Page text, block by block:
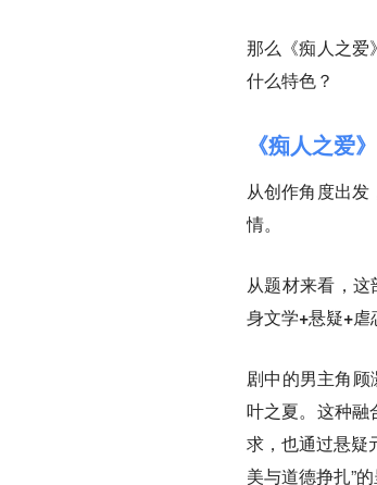
那么《痴人之爱
什么特色？
《痴人之爱
从创作角度出
情。
从题材来看，
身文学+悬疑+虐
剧中的男主角顾
叶之夏。这种融
求，也通过悬疑
美与道德挣扎”